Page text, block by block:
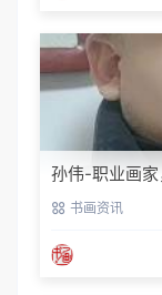
孙伟-职业画家
书画资讯